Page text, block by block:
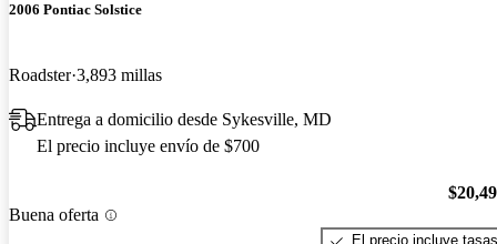
2006 Pontiac Solstice
Roadster 3,893 millas
Entrega a domicilio desde Sykesville, MD
El precio incluye envío de $700
Buena oferta
El precio incluye tasas